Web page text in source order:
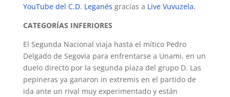
YouTube del C.D. Leganés gracias a Live Vuvuzela.
CATEGORÍAS INFERIORES
El Segunda Nacional viaja hasta el mítico Pedro
Delgado de Segovia para enfrentarse a Unami, en un
duelo directo por la segunda plaza del grupo D. Las
pepineras ya ganaron in extremis en el partido de
ida ante un rival muy experimentado y están